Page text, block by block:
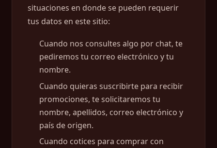
situaciones en donde se pueden requerir
tus datos en este sitio:
Cuando nos consultes algo por chat, te
pediremos tu correo electrónico y tu
nombre.
Cuando quieras suscribirte para recibir
promociones, te solicitaremos tu
nombre, apellidos, correo electrónico y
país de origen.
Cuando cotices para comprar con